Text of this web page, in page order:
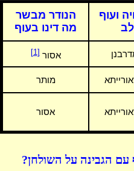
ועוף
הנודר מבשר
מה דינו בעוף
אסור[1]
מותר
אסור
הגבינה על השולחן?